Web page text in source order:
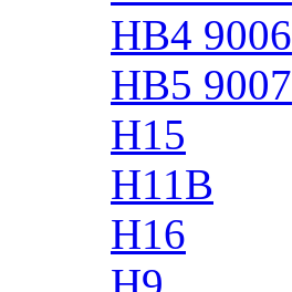
HB4 9006
HB5 9007
H15
H11B
H16